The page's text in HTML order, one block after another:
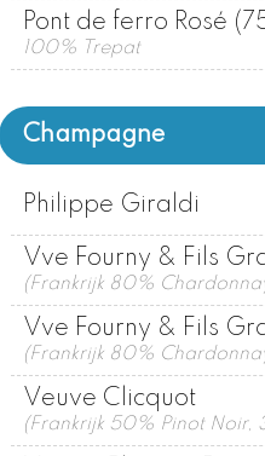
Pont de ferro Rosé
100% Trepat
Champagne
Philippe Giraldi
Vve Fourny & Fils
(Frankrijk 80%
Vve Fourny & Fils
(Frankrijk 80%
Veuve Clicquot
(Frankrijk 50% Pinot Noir,